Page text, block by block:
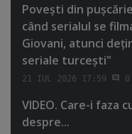
Poveşti din
când serialul se
Giovani, atunci
seriale turceşti"
21 IUL 2026 17:59 0
VIDEO. Care-i faza
despre...